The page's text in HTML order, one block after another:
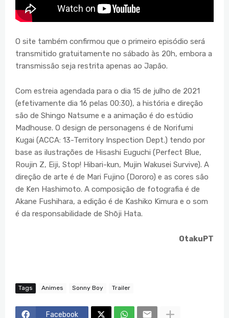
O site também confirmou que o primeiro episódio será
transmitido gratuitamente no sábado às 20h, embora a
transmissão seja restrita apenas ao Japão.
Com estreia agendada para o dia 15 de julho de 2021
(efetivamente dia 16 pelas 00:30), a história e direção
são de Shingo Natsume e a animação é do estúdio
Madhouse. O design de personagens é de Norifumi
Kugai (ACCA: 13-Territory Inspection Dept.) tendo por
base as ilustrações de Hisashi Euguchi (Perfect Blue,
Roujin Z, Eiji, Stop! Hibari-kun, Mujin Wakusei Survive). A
direção de arte é de Mari Fujino (Dororo) e as cores são
de Ken Hashimoto. A composição de fotografia é de
Akane Fushihara, a edição é de Kashiko Kimura e o som
é da responsabilidade de Shōji Hata.
OtakuPT
Tags Animes Sonny Boy Trailer
Facebook